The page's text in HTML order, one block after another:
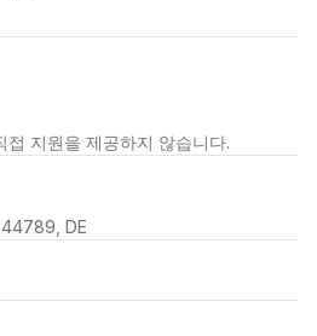
지원을 제공하지 않습니다.
DE